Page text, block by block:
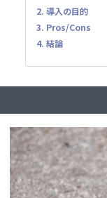
2. 導入の目的
3. Pros/Cons
4. 結論